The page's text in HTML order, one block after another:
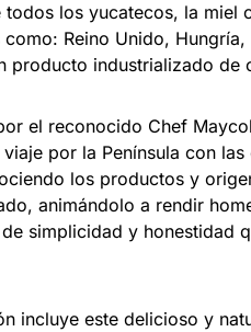
los yucatecos, la miel
Reino Unido, Hungría,
producto industrializado de
el reconocido Chef
por la Península con
los productos y
animándolo a rendir
simplicidad y honestidad
incluye este delicioso y